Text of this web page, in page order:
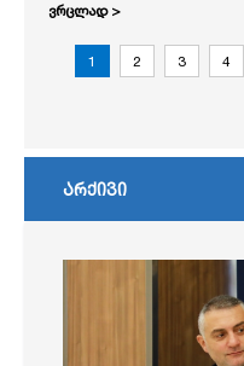
ვრცლად >
1 2 3 4
არქივი